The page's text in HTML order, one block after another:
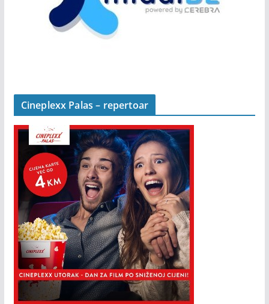
Cineplexx Palas – repertoar